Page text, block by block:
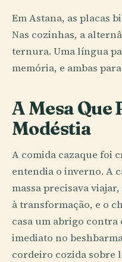
Em Astana, as placas
Nas cozinhas, a
ternura. Uma língua
memória, e ambas
A Mesa Que
Modéstia
A comida cazaque foi
entendia o inverno. A
massa precisava
à transformação, e o
casa um abrigo contra
imediato no
cordeiro cozida sobre